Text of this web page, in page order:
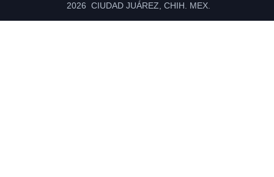
2026 CIUDAD JUÁREZ, CHIH. MEX.